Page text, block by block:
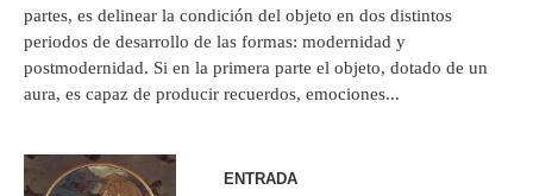
partes, es delinear la condición del objeto en dos distintos
periodos de desarrollo de las formas: modernidad y
postmodernidad. Si en la primera parte el objeto, dotado de un
aura, es capaz de producir recuerdos, emociones...
ENTRADA